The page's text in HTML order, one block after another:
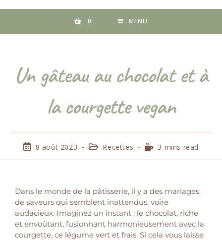
0 MENU
Un gâteau au chocolat et à
la courgette vegan
8 août 2023 Recettes 3 mins read
Dans le monde de la pâtisserie, il y a des mariages
de saveurs qui semblent inattendus, voire
audacieux. Imaginez un instant : le chocolat, riche
et envoûtant, fusionnant harmonieusement avec la
courgette, ce légume vert et frais. Si cela vous laisse